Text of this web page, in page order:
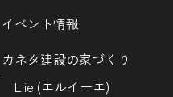
イベント情報
カネタ建設の家づくり
Liie (エルイーエ)